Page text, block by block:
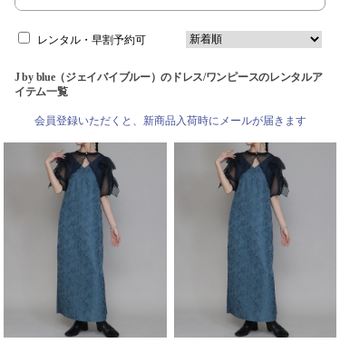
レンタル・早割予約可
J by blue（ジェイバイブルー）のドレス/ワンピースのレンタルア
イテム一覧
会員登録いただくと、新商品入荷時にメールが届きます